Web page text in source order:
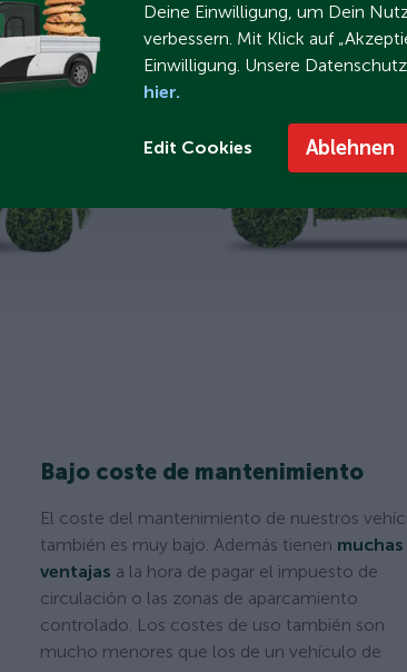
Bajo coste de mantenimiento
El coste del mantenimiento de nuestros
también es muy bajo. Además tienen muchas
ventajas a la hora de pagar el impuesto de
circulación o las zonas de aparcamiento
controlado. Los costes de uso también son
mucho menores que los de un vehículo de
Deine Einwilligung, um Dein
verbessern. Mit Klick auf
Einwilligung. Unsere
hier.
Edit Cookies Ablehnen